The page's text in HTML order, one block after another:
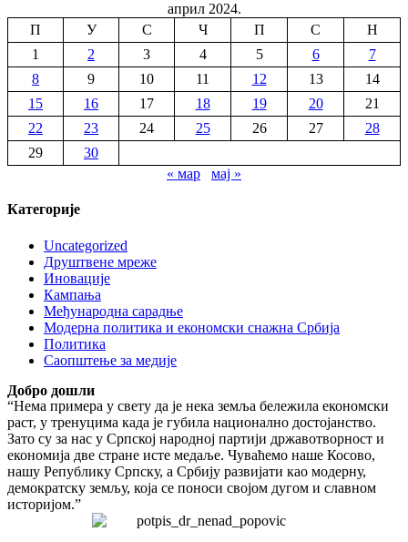
април 2024.
П
У С Ч П С
Н
1
2 3 4 5 6
7
8
9 10 11 12 13
14
15
16 17 18 19 20
21
22
23 24 25 26 27
28
29
30
« мар
мај »
Категорије
Uncategorized
Друштвене мреже
Иновације
Кампања
Међународна сарадње
Модерна политика и економски снажна Србија
Политика
Саопштење за медије
Добро дошли
“Нема примера у свету да је нека земља бележила економски
раст, у тренуцима када је губила национално достојанство.
Зато су за нас у Српској народној партији државотворност и
економија две стране исте медаље. Чуваћемо наше Косово,
нашу Републику Српску, а Србију развијати као модерну,
демократску земљу, која се поноси својом дугом и славном
историјом.”